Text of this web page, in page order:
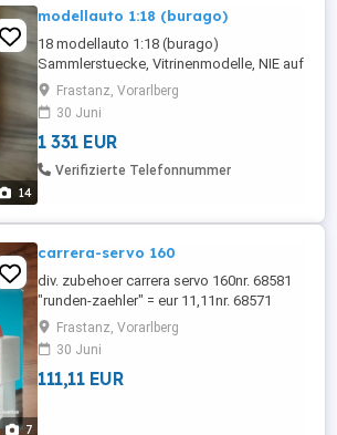
14
modellauto 1:18 (burago)
18 modellauto 1:18 (burago)
Sammlerstuecke, Vitrinenmodelle, NIE auf
Reifen, KEINE Gebrauchsspuren od.
sonstige Maengel La Ferrrari, 2015 (red)
Testarossa 250, 1957 (red) GTO, 1984
(red) 250 Le Mans, 1965 (red) F 40, 1987
(red) GTO, 1962 (red) Testarossa, 1984
Frastanz, Vorarlberg
30 Juni
1 331 EUR
Verifizierte Telefonnummer
7
carrera-servo 160
div. zubehoer carrera servo 160nr. 68581
"runden-zaehler" = eur 11,11nr. 68571
"kurve 1-spurig" = eur 5,55nr. 68580
"gerade 1-spurig" = eur 5,55nr. 68510
"standart-gerade" = eur 9,99 p/stk
(6x4stk)nr. 68508 "doppel-gerade" = eur
Frastanz, Vorarlberg
30 Juni
111,11 EUR